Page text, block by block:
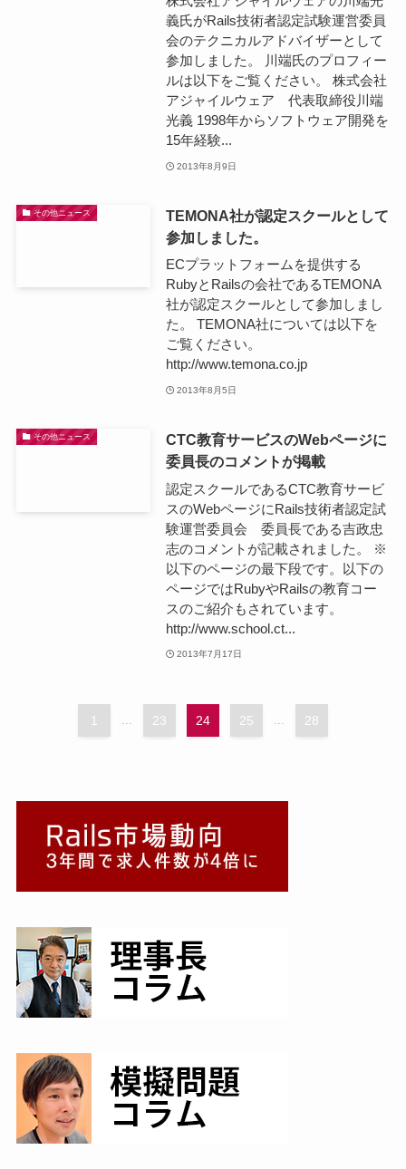
義氏がRails技術者認定試験運営委員
会のテクニカルアドバイザーとして
参加しました。 川端氏のプロフィー
ルは以下をご覧ください。 株式会社
アジャイルウェア 代表取締役川端
光義 1998年からソフトウェア開発を
15年経験...
2013年8月9日
その他ニュース
TEMONA社が認定スクールとして
参加しました。
ECプラットフォームを提供する
RubyとRailsの会社であるTEMONA
社が認定スクールとして参加しまし
た。 TEMONA社については以下を
ご覧ください。
http://www.temona.co.jp
2013年8月5日
その他ニュース
CTC教育サービスのWebページに
委員長のコメントが掲載
認定スクールであるCTC教育サービ
スのWebページにRails技術者認定試
験運営委員会 委員長である吉政忠
志のコメントが記載されました。 ※
以下のページの最下段です。以下の
ページではRubyやRailsの教育コー
スのご紹介もされています。
http://www.school.ct...
2013年7月17日
1 ... 23 24 25 ... 28